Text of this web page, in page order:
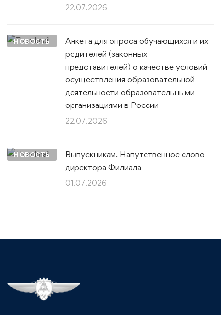
22.07.2026
НОВОСТЬ
Анкета для опроса обучающихся и их
родителей (законных
представителей) о качестве условий
осуществления образовательной
деятельности образовательными
организациями в России
22.07.2026
НОВОСТЬ
Выпускникам. Напутственное слово
директора Филиала
01.07.2026